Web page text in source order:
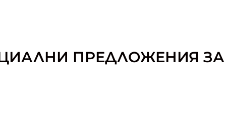
ПРЕДЛОЖЕНИЯ